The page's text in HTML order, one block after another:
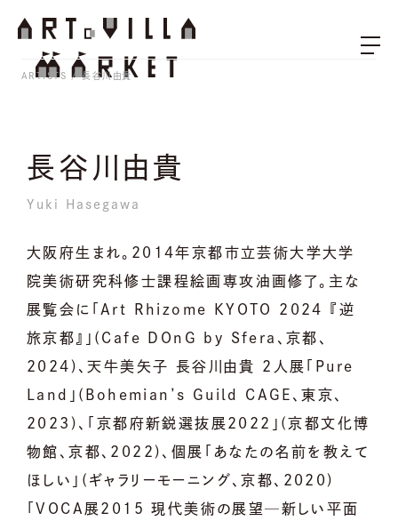
ARTISTS 長谷川由貴
長谷川由貴
Yuki Hasegawa
大阪府生まれ。2014年京都市立芸術大学大学
院美術研究科修士課程絵画専攻油画修了。主な
展覧会に「Art Rhizome KYOTO 2024 『逆
旅京都』」(Cafe DOnG by Sfera、京都、
2024)、天牛美矢子 長谷川由貴 2人展「Pure
Land」(Bohemian’s Guild CAGE、東京、
2023)、「京都府新鋭選抜展2022」(京都文化博
物館、京都、2022)、個展「あなたの名前を教えて
ほしい」(ギャラリーモーニング、京都、2020)
「VOCA展2015 現代美術の展望─新しい平面